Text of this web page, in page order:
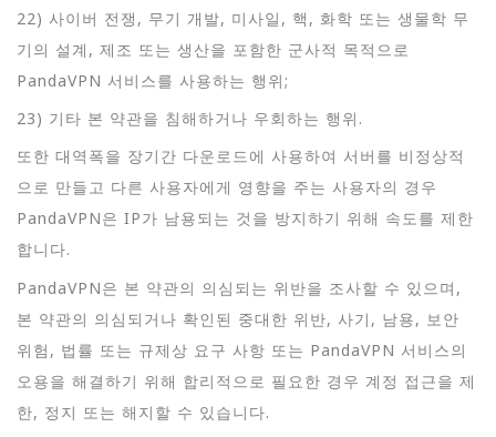
22) 사이버 전쟁, 무기 개발, 미사일, 핵, 화학 또는 생물학 무
기의 설계, 제조 또는 생산을 포함한 군사적 목적으로
PandaVPN 서비스를 사용하는 행위;
23) 기타 본 약관을 침해하거나 우회하는 행위.
또한 대역폭을 장기간 다운로드에 사용하여 서버를 비정상적
으로 만들고 다른 사용자에게 영향을 주는 사용자의 경우
PandaVPN은 IP가 남용되는 것을 방지하기 위해 속도를 제한
합니다.
PandaVPN은 본 약관의 의심되는 위반을 조사할 수 있으며,
본 약관의 의심되거나 확인된 중대한 위반, 사기, 남용, 보안
위험, 법률 또는 규제상 요구 사항 또는 PandaVPN 서비스의
오용을 해결하기 위해 합리적으로 필요한 경우 계정 접근을 제
한, 정지 또는 해지할 수 있습니다.